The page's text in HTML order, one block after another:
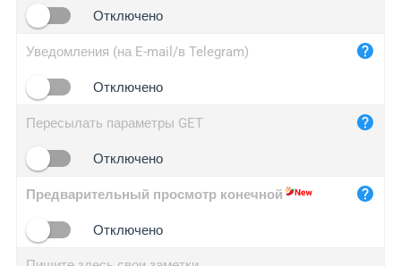
Отключено
Уведомления (на E-mail/в Telegram)
Отключено
Пересылать параметры GET
Отключено
Предварительный просмотр конечной
Отключено